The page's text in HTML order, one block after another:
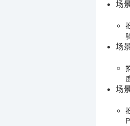
场
场
场